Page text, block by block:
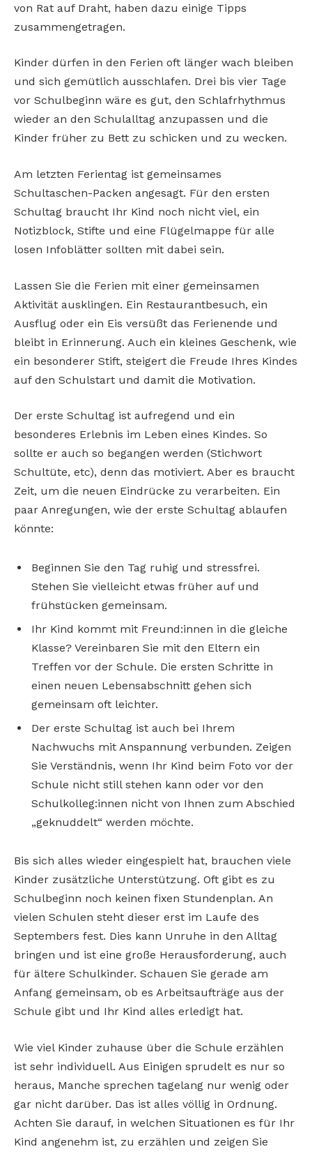
von Rat auf Draht, haben dazu einige Tipps
zusammengetragen.
Kinder dürfen in den Ferien oft länger wach bleiben
und sich gemütlich ausschlafen. Drei bis vier Tage
vor Schulbeginn wäre es gut, den Schlafrhythmus
wieder an den Schulalltag anzupassen und die
Kinder früher zu Bett zu schicken und zu wecken.
Am letzten Ferientag ist gemeinsames
Schultaschen-Packen angesagt. Für den ersten
Schultag braucht Ihr Kind noch nicht viel, ein
Notizblock, Stifte und eine Flügelmappe für alle
losen Infoblätter sollten mit dabei sein.
Lassen Sie die Ferien mit einer gemeinsamen
Aktivität ausklingen. Ein Restaurantbesuch, ein
Ausflug oder ein Eis versüßt das Ferienende und
bleibt in Erinnerung. Auch ein kleines Geschenk, wie
ein besonderer Stift, steigert die Freude Ihres Kindes
auf den Schulstart und damit die Motivation.
Der erste Schultag ist aufregend und ein
besonderes Erlebnis im Leben eines Kindes. So
sollte er auch so begangen werden (Stichwort
Schultüte, etc), denn das motiviert. Aber es braucht
Zeit, um die neuen Eindrücke zu verarbeiten. Ein
paar Anregungen, wie der erste Schultag ablaufen
könnte:
Beginnen Sie den Tag ruhig und stressfrei.
Stehen Sie vielleicht etwas früher auf und
frühstücken gemeinsam.
Ihr Kind kommt mit Freund:innen in die gleiche
Klasse? Vereinbaren Sie mit den Eltern ein
Treffen vor der Schule. Die ersten Schritte in
einen neuen Lebensabschnitt gehen sich
gemeinsam oft leichter.
Der erste Schultag ist auch bei Ihrem
Nachwuchs mit Anspannung verbunden. Zeigen
Sie Verständnis, wenn Ihr Kind beim Foto vor der
Schule nicht still stehen kann oder vor den
Schulkolleg:innen nicht von Ihnen zum Abschied
„geknuddelt“ werden möchte.
Bis sich alles wieder eingespielt hat, brauchen viele
Kinder zusätzliche Unterstützung. Oft gibt es zu
Schulbeginn noch keinen fixen Stundenplan. An
vielen Schulen steht dieser erst im Laufe des
Septembers fest. Dies kann Unruhe in den Alltag
bringen und ist eine große Herausforderung, auch
für ältere Schulkinder. Schauen Sie gerade am
Anfang gemeinsam, ob es Arbeitsaufträge aus der
Schule gibt und Ihr Kind alles erledigt hat.
Wie viel Kinder zuhause über die Schule erzählen
ist sehr individuell. Aus Einigen sprudelt es nur so
heraus, Manche sprechen tagelang nur wenig oder
gar nicht darüber. Das ist alles völlig in Ordnung.
Achten Sie darauf, in welchen Situationen es für Ihr
Kind angenehm ist, zu erzählen und zeigen Sie